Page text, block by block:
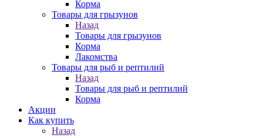
Корма
Товары для грызунов
Назад
Товары для грызунов
Корма
Лакомства
Товары для рыб и рептилий
Назад
Товары для рыб и рептилий
Корма
Акции
Как купить
Назад